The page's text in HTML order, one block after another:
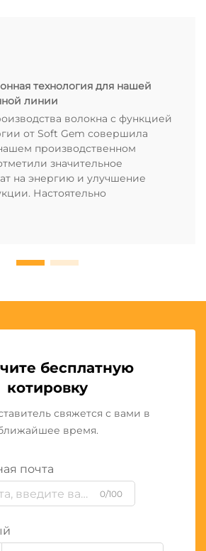
технология для нашей
линии
волокна с функцией
от Soft Gem совершила
производственном
значительное
на энергию и улучшение
Настоятельно
бесплатную
котировку
свяжется с вами в
время.
почта
0/100